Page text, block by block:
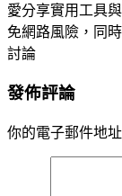
愛分享實用工具
免網路風險，同
討論
發佈評論
你的電子郵件地